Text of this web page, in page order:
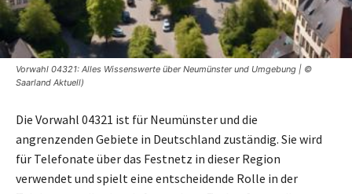
Vorwahl 04321: Alles Wissenswerte über Neumünster und Umgebung | ©
Saarland Aktuell)
Die Vorwahl 04321 ist für Neumünster und die
angrenzenden Gebiete in Deutschland zuständig. Sie wird
für Telefonate über das Festnetz in dieser Region
verwendet und spielt eine entscheidende Rolle in der